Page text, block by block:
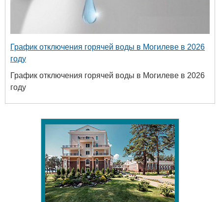
График отключения горячей воды в Могилеве в 2026
году
График отключения горячей воды в Могилеве в 2026
году